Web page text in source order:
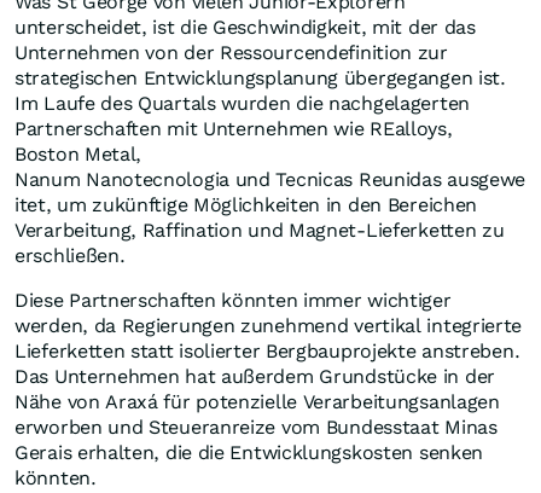
unterscheidet, ist die Geschwindigkeit, mit der das
Unternehmen von der Ressourcendefinition zur
strategischen Entwicklungsplanung übergegangen ist.
Im Laufe des Quartals wurden die nachgelagerten
Partnerschaften mit Unternehmen wie REalloys,
Boston Metal,
Nanum Nanotecnologia und Tecnicas Reunidas ausgewe
itet, um zukünftige Möglichkeiten in den Bereichen
Verarbeitung, Raffination und Magnet-Lieferketten zu
erschließen.
Diese Partnerschaften könnten immer wichtiger
werden, da Regierungen zunehmend vertikal integrierte
Lieferketten statt isolierter Bergbauprojekte anstreben.
Das Unternehmen hat außerdem Grundstücke in der
Nähe von Araxá für potenzielle Verarbeitungsanlagen
erworben und Steueranreize vom Bundesstaat Minas
Gerais erhalten, die die Entwicklungskosten senken
könnten.